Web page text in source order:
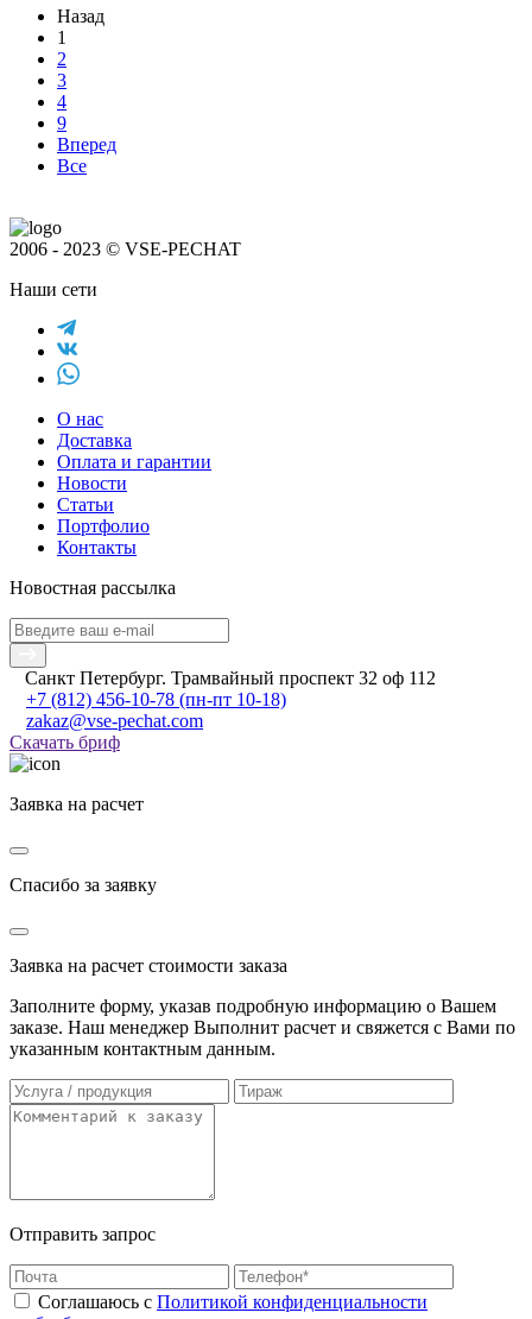
Назад
1
2
3
4
9
Вперед
Все
2006 - 2023 © VSE-PECHAT
Наши сети
О нас
Доставка
Оплата и гарантии
Новости
Статьи
Портфолио
Контакты
Новостная рассылка
Санкт Петербург. Трамвайный проспект 32 оф 112
+7 (812) 456-10-78 (пн-пт 10-18)
zakaz@vse-pechat.com
Скачать бриф
Заявка на расчет
Спасибо за заявку
Заявка на расчет стоимости заказа
Заполните форму, указав подробную информацию о Вашем
заказе. Наш менеджер Выполнит расчет и свяжется с Вами по
указанным контактным данным.
Отправить запрос
Соглашаюсь с Политикой конфиденциальности